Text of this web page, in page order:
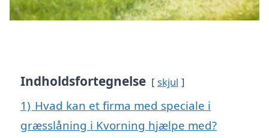
Indholdsfortegnelse skjul
1) Hvad kan et firma med speciale i
græsslåning i Kvorning hjælpe med?